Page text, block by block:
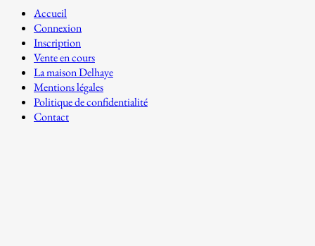
Accueil
Connexion
Inscription
Vente en cours
La maison Delhaye
Mentions légales
Politique de confidentialité
Contact